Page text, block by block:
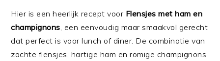
Hier is een heerlijk recept voor Flensjes met ham en
champignons , een eenvoudig maar smaakvol gerecht
dat perfect is voor lunch of diner. De combinatie van
zachte flensjes, hartige ham en romige champignons